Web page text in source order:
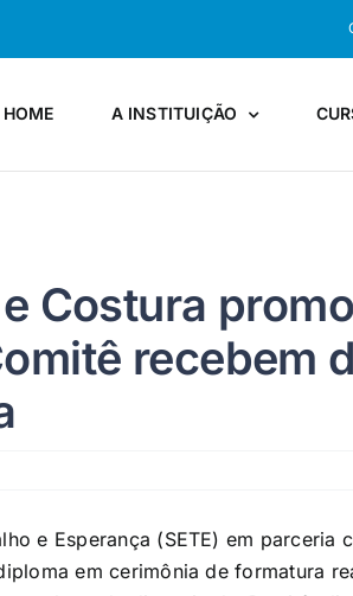
HOME A INSTITUIÇÃO
Costura
recebem
e Esperança (SETE) em parceria
em cerimônia de formatura